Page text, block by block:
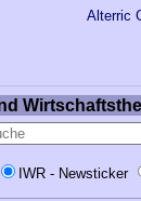
Alterric
IWR - Newsticker